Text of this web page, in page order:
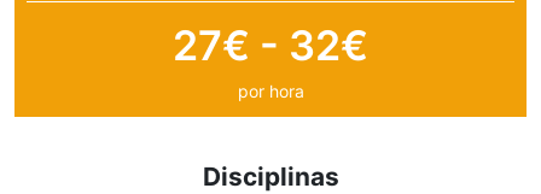
27€ - 32€
por hora
Disciplinas